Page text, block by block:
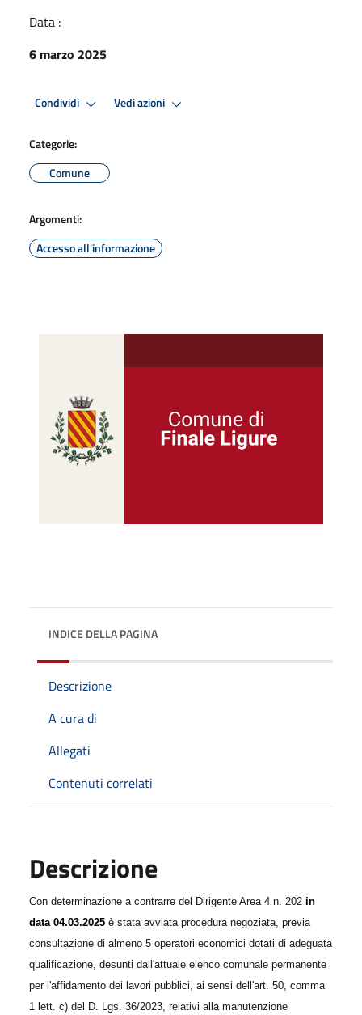
Data :
6 marzo 2025
Condividi Vedi azioni
Categorie:
Comune
Argomenti:
Accesso all'informazione
INDICE DELLA PAGINA
Descrizione
A cura di
Allegati
Contenuti correlati
Descrizione
Con determinazione a contrarre del Dirigente Area 4 n 202 in
data 04.03.2025 è stata avviata procedura negoziata, previa
consultazione di almeno 5 operatori economici dotati di adeguata
qualificazione, desunti dall'attuale elenco comunale permanente
per l'affidamento dei lavori pubblici, ai sensi dell'art. 50 , comma
1 lett. c) del D. Lgs. 36/2023 relativi alla manutenzione